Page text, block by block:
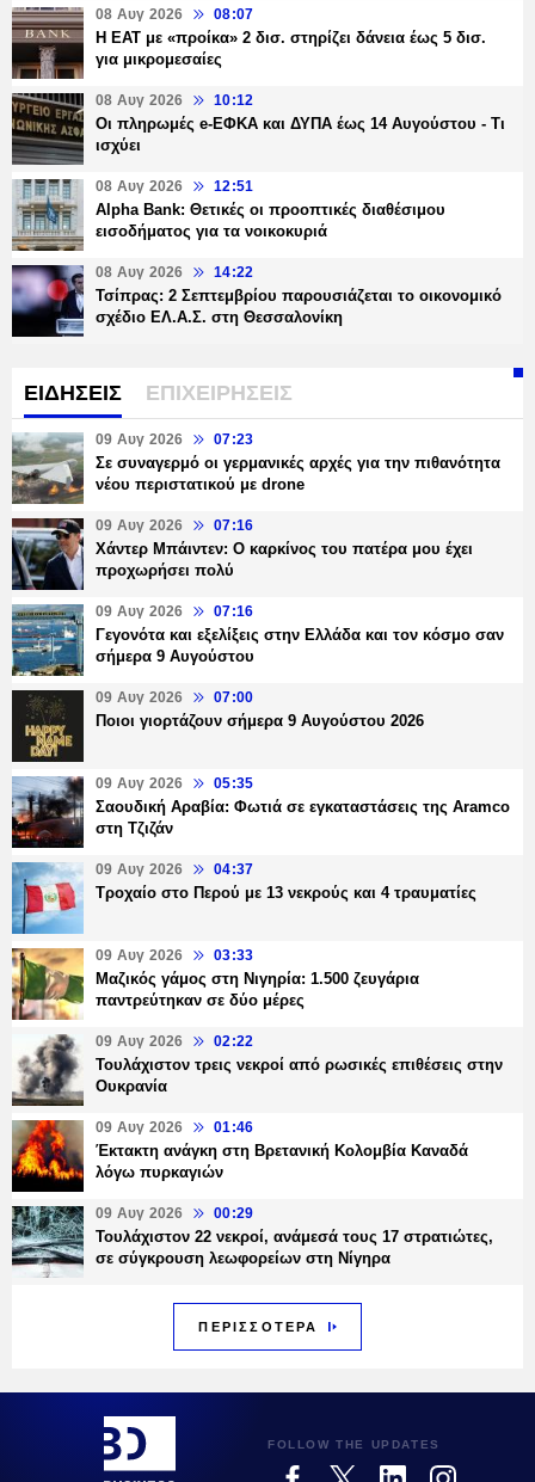
08 Αυγ 2026 08:07
Η ΕΑΤ με «προίκα» 2 δισ. στηρίζει δάνεια έως 5 δισ.
για μικρομεσαίες
08 Αυγ 2026 10:12
Οι πληρωμές e-ΕΦΚΑ και ΔΥΠΑ έως 14 Αυγούστου - Τι
ισχύει
08 Αυγ 2026 12:51
Alpha Bank: Θετικές οι προοπτικές διαθέσιμου
εισοδήματος για τα νοικοκυριά
08 Αυγ 2026 14:22
Τσίπρας: 2 Σεπτεμβρίου παρουσιάζεται το οικονομικό
σχέδιο ΕΛ.Α.Σ. στη Θεσσαλονίκη
ΕΙΔΗΣΕΙΣ ΕΠΙΧΕΙΡΗΣΕΙΣ
09 Αυγ 2026 07:23
Σε συναγερμό οι γερμανικές αρχές για την πιθανότητα
νέου περιστατικού με drone
09 Αυγ 2026 07:16
Χάντερ Μπάιντεν: O καρκίνος του πατέρα μου έχει
προχωρήσει πολύ
09 Αυγ 2026 07:16
Γεγονότα και εξελίξεις στην Ελλάδα και τον κόσμο σαν
σήμερα 9 Αυγούστου
09 Αυγ 2026 07:00
Ποιοι γιορτάζουν σήμερα 9 Αυγούστου 2026
09 Αυγ 2026 05:35
Σαουδική Αραβία: Φωτιά σε εγκαταστάσεις της Aramco
στη Τζιζάν
09 Αυγ 2026 04:37
Τροχαίο στο Περού με 13 νεκρούς και 4 τραυματίες
09 Αυγ 2026 03:33
Μαζικός γάμος στη Νιγηρία: 1.500 ζευγάρια
παντρεύτηκαν σε δύο μέρες
09 Αυγ 2026 02:22
Τουλάχιστον τρεις νεκροί από ρωσικές επιθέσεις στην
Ουκρανία
09 Αυγ 2026 01:46
Έκτακτη ανάγκη στη Βρετανική Κολομβία Καναδά
λόγω πυρκαγιών
09 Αυγ 2026 00:29
Τουλάχιστον 22 νεκροί, ανάμεσά τους 17 στρατιώτες,
σε σύγκρουση λεωφορείων στη Νίγηρα
ΠΕΡΙΣΣΟΤΕΡΑ
FOLLOW THE UPDATES